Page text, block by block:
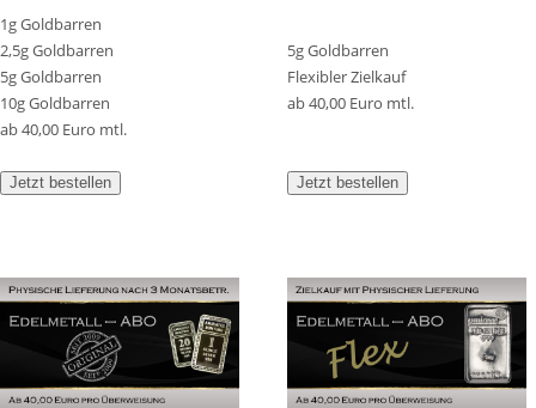
1g Goldbarren
2,5g Goldbarren
5g Goldbarren
10g Goldbarren
ab 40,00 Euro mtl.
5g Goldbarren
Flexibler Zielkauf
ab 40,00 Euro mtl.
Jetzt bestellen Jetzt bestellen